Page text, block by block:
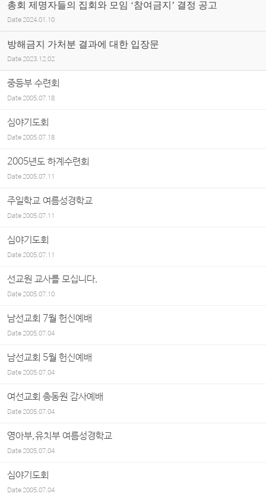
총회 제명자들의 집회와 모임 ‘참여금지’ 결정 공고
Date 2024.01.10
방해금지 가처분 결과에 대한 입장문
Date 2023.12.02
중등부 수련회
Date2005.07.18
심야기도회
Date2005.07.18
2005년도 하계수련회
Date2005.07.11
주일학교 여름성경학교
Date2005.07.11
심야기도회
Date2005.07.11
선교원 교사를 모십니다.
Date2005.07.10
남선교회 7월 헌신예배
Date2005.07.04
남선교회 5월 헌신예배
Date2005.07.04
여선교회 총동원 감사예배
Date2005.07.04
영아부,유치부 여름성경학교
Date2005.07.04
심야기도회
Date2005.07.04